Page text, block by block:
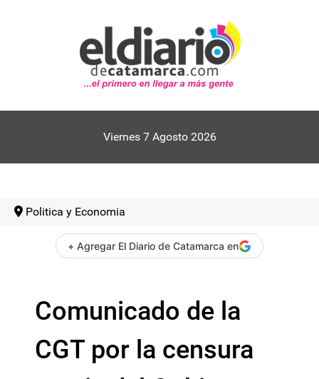
Viernes 7 Agosto 2026
Politica y Economia
+ Agregar El Diario de Catamarca en
Comunicado de la
CGT por la censura